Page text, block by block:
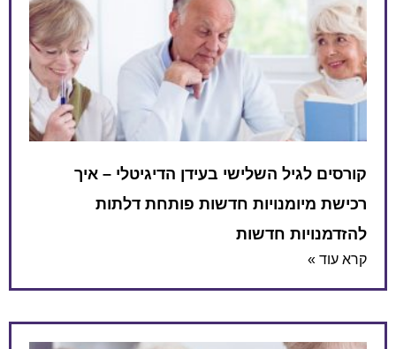
קורסים לגיל השלישי בעידן הדיגיטלי – איך
רכישת מיומנויות חדשות פותחת דלתות
להזדמנויות חדשות
קרא עוד »